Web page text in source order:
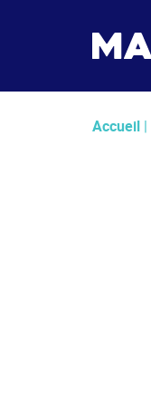
Accueil |